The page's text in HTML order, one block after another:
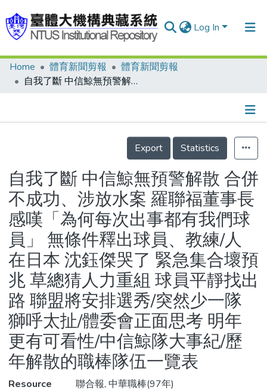
Log In
Communities & Collections
Statistics
Home 體育新聞剪報
體育新聞剪報
自我了斷 中信鯨無預警解散 合併不成功、涉放水案 羅聯福董事長感嘆「為何每次出事都有我們球員」 無條件釋出球員、教練/人在日本 沈鈺傑哭了 緊急集合壞預兆 草總猜人力重組 球員平靜找出路 聯盟將安排選秀/突然少一隊 獅呼太扯/體委會正面思考 明年更有可看性/中信鯨隊大事紀/歷年解散的職棒隊伍一覽表
Details
Export
Statistics
自我了斷 中信鯨無預警解散 合併
不成功、涉放水案 羅聯福董事長
感嘆「為何每次出事都有我們球
員」 無條件釋出球員、教練/人
在日本 沈鈺傑哭了 緊急集合壞預
兆 草總猜人力重組 球員平靜找出
路 聯盟將安排選秀/突然少一隊
獅呼太扯/體委會正面思考 明年
更有可看性/中信鯨隊大事紀/歷
年解散的職棒隊伍一覽表
Resource
聯合報, 中華職棒(97年)